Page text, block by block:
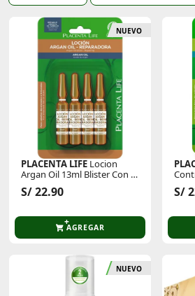
NUEVO
PLACENTA LIFE Locion
Argan Oil 13ml Blister Con 4
Unid
S/ 22.90
AGREGAR
Con
S/
NUEVO